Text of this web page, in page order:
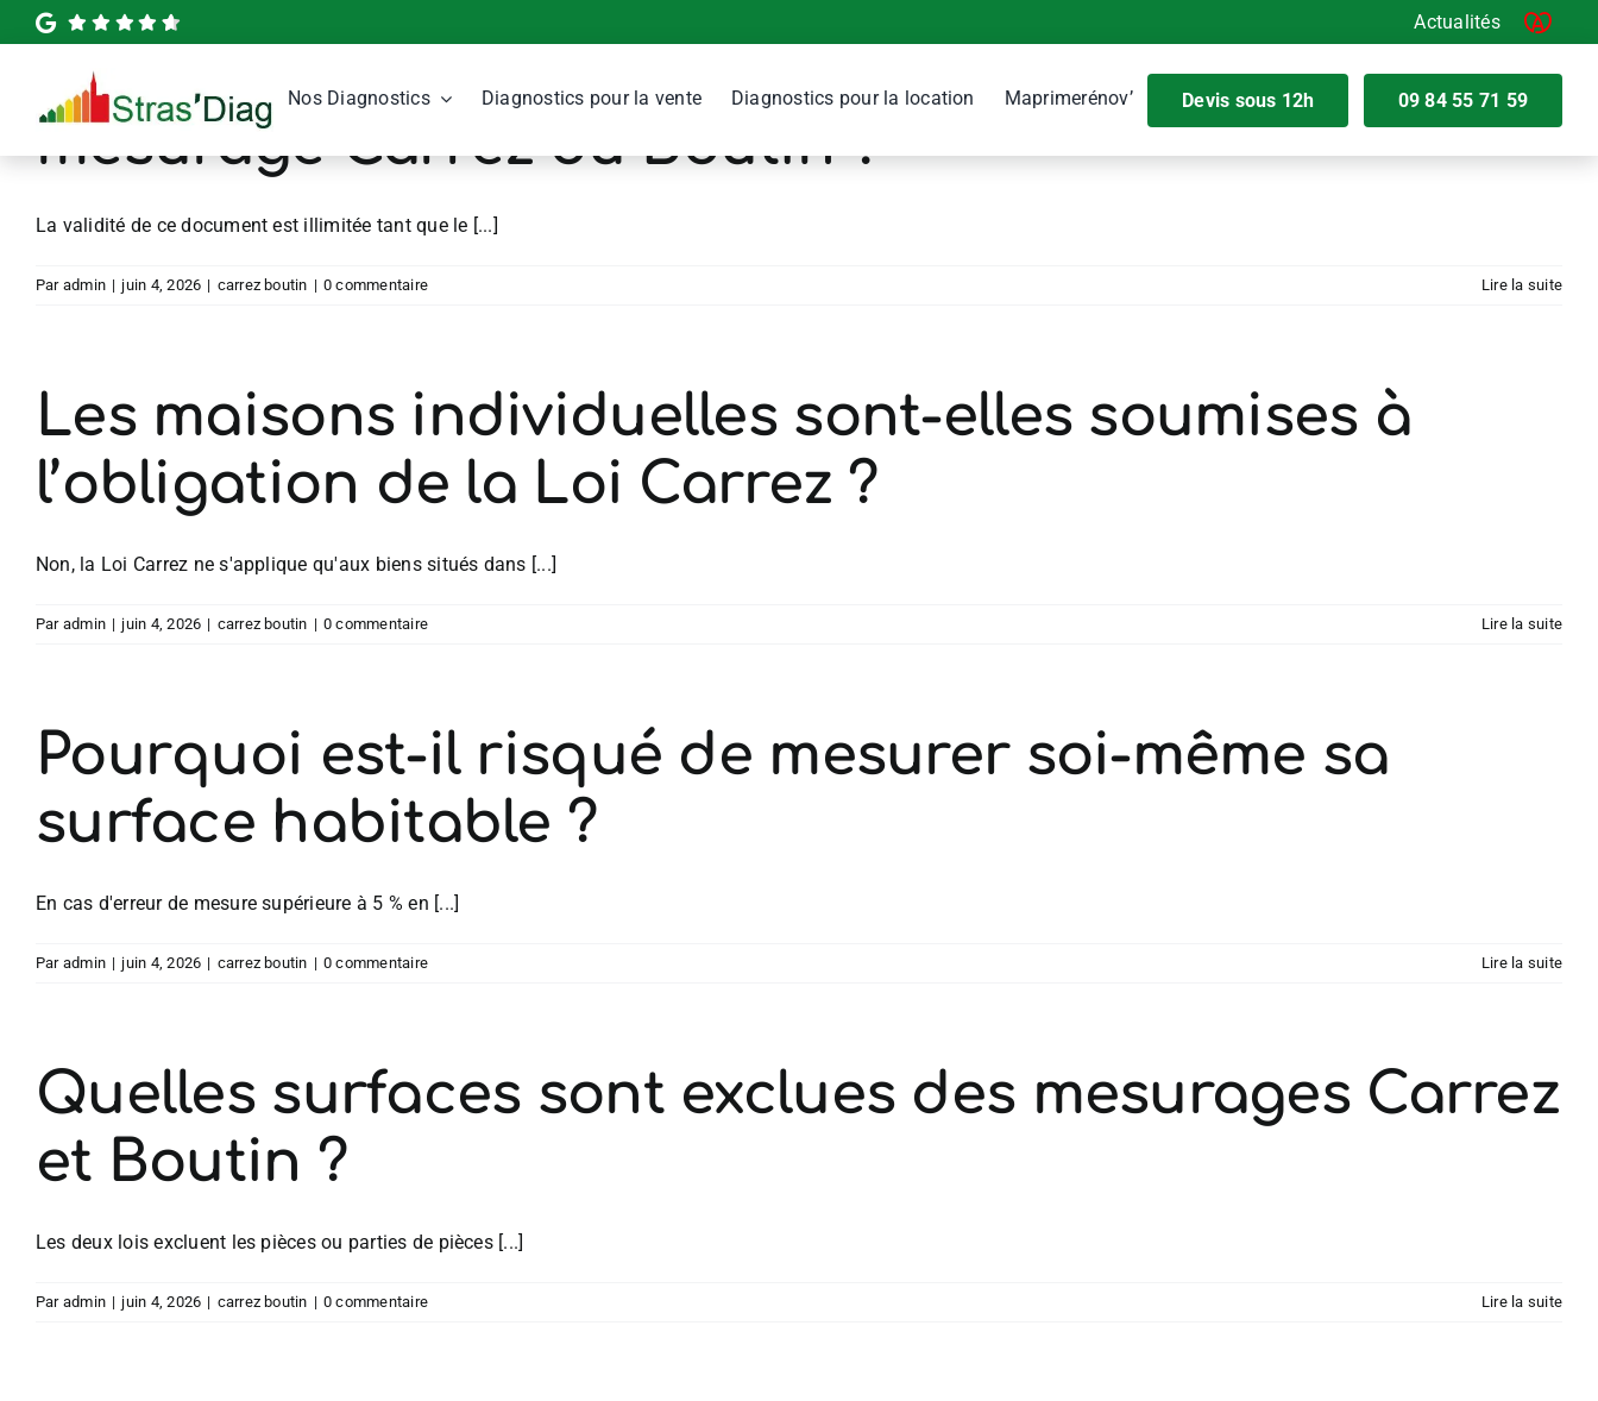
Passer
au
Actualités
Nos Diagnostics Diagnostics pour la vente Diagnostics pour la location Maprimerénov’ Devis sous 12h 09 84 55 71 59
Quelle est la durée de validité d’un certificat de
mesurage Carrez ou Boutin ?
La validité de ce document est illimitée tant que le [...]
Par admin | juin 4, 2026 | carrez boutin | 0 commentaire Lire la suite
Les maisons individuelles sont-elles soumises à
l’obligation de la Loi Carrez ?
Non, la Loi Carrez ne s'applique qu'aux biens situés dans [...]
Par admin | juin 4, 2026 | carrez boutin | 0 commentaire Lire la suite
Pourquoi est-il risqué de mesurer soi-même sa
surface habitable ?
En cas d'erreur de mesure supérieure à 5 % en [...]
Par admin | juin 4, 2026 | carrez boutin | 0 commentaire Lire la suite
Quelles surfaces sont exclues des mesurages Carrez
et Boutin ?
Les deux lois excluent les pièces ou parties de pièces [...]
Par admin | juin 4, 2026 | carrez boutin | 0 commentaire Lire la suite